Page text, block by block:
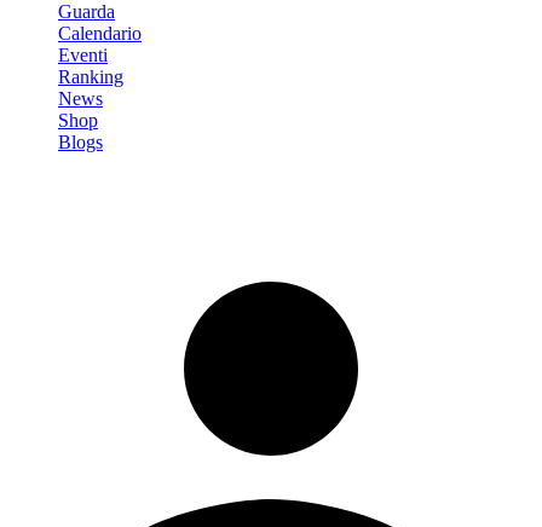
Guarda
Calendario
Eventi
Ranking
News
Shop
Blogs